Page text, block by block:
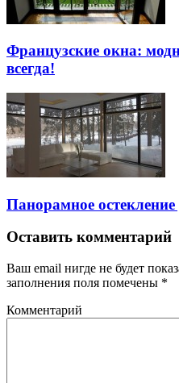
Французские окна:
всегда!
Панорамное
Оставить комментарий
Ваш email нигде не будет
заполнения поля помечены *
Комментарий